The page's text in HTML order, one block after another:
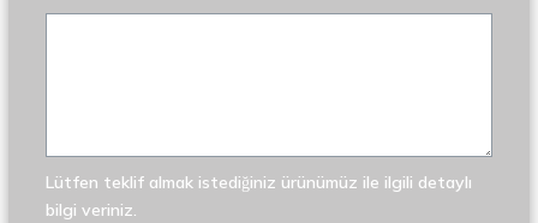
Lütfen teklif almak istediğiniz ürünümüz ile ilgili detaylı
bilgi veriniz.